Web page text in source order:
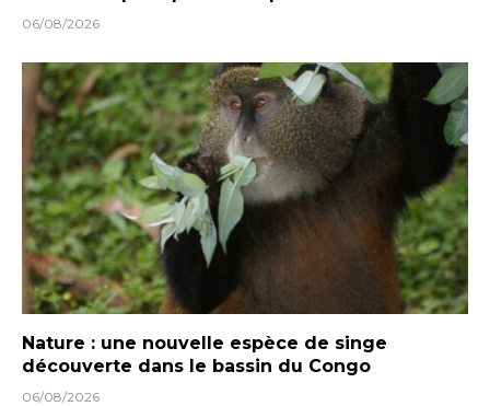
06/08/2026
Nature : une nouvelle espèce de singe
découverte dans le bassin du Congo
06/08/2026